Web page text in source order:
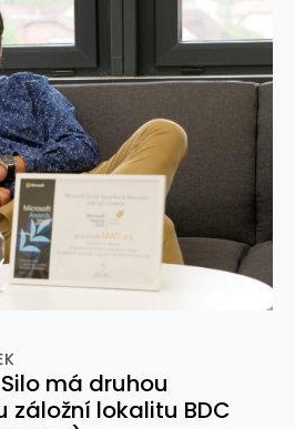
má druhou
záložní lokalitu BDC